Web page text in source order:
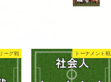
リーグ戦 トーナメント戦